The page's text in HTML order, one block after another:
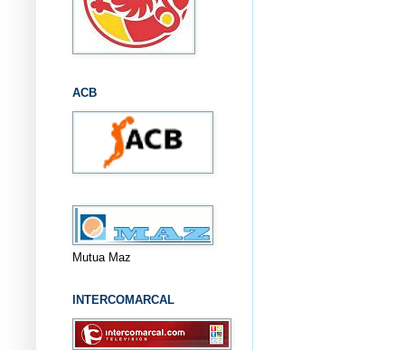
ACB
Mutua Maz
INTERCOMARCAL